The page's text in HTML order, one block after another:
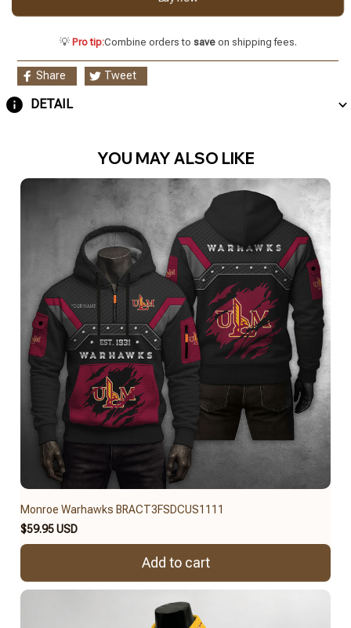
💡 Pro tip:Combine orders to saveon shipping fees.
Share Tweet
DETAIL
YOU MAY ALSO LIKE
Monroe Warhawks BRACT3FSDCUS1111
$59.95 USD
Add to cart